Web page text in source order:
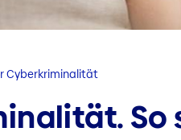
Cyberkriminalität
So